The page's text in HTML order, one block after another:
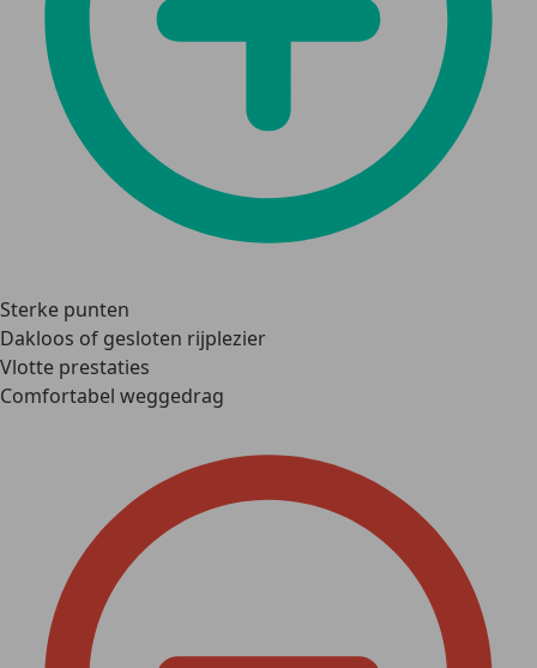
Sterke punten
Dakloos of gesloten rijplezier
Vlotte prestaties
Comfortabel weggedrag